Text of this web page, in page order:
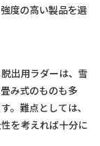
度の高い製品を選
出用ラダーは、雪
み式のものも多
。難点としては、
を考えれば十分に